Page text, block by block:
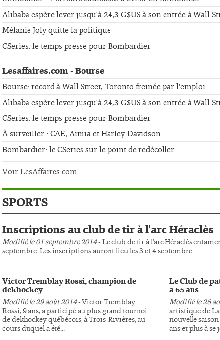
Alibaba espère lever jusqu'à 24,3 G$US à son entrée à Wall
Mélanie Joly quitte la politique
CSeries: le temps presse pour Bombardier
Lesaffaires.com - Bourse
Bourse: record à Wall Street, Toronto freinée par l'emploi
Alibaba espère lever jusqu'à 24,3 G$US à son entrée à Wall
CSeries: le temps presse pour Bombardier
À surveiller : CAE, Aimia et Harley-Davidson
Bombardier: le CSeries sur le point de redécoller
Voir LesAffaires.com
SPORTS
Inscriptions au club de tir à l'arc Héraclès
Modifié le 01 septembre 2014- Le club de tir à l'arc Héraclès
septembre. Les inscriptions auront lieu les 3 et 4 septembre..
Victor Tremblay Rossi, champion de
dekhockey
Modifié le 29 août 2014- Victor Tremblay
Rossi, 9 ans, a participé au plus grand tournoi
de dekhockey québécois, à Trois-Rivières, au
cours duquel a été...
Le Club de
a 65 ans
Modifié le 26
artistique de
nouvelle
ans et plus à se